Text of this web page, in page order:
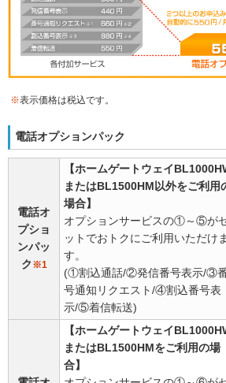
※表示価格は税込です。
電話オプションパック
電話オ
プショ
ンパッ
ク ※1
【ホームゲートウェイ
またはBL1500HM以外をご利用
場合】
オプションサービスの①～⑤が
ットでおトクにご利用いただけま
す。
(①割込通話/②発信番号表示/③
号通知リクエスト/④割込番号表
示/⑤着信転送)
【ホームゲートウェイ
またはBL1500HMをご利用の場
合】